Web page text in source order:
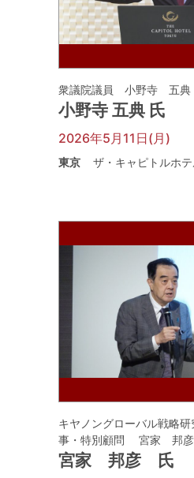
衆議院議員 小野寺 五
小野寺 五典 氏
2026年5月11日(月)
東京 ザ・キャピトルホテ
キヤノングローバル戦略
事・特別顧問 宮家 邦
宮家 邦彦 氏